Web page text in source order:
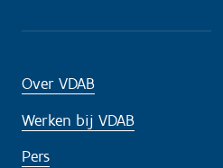
Over VDAB
Werken bij VDAB
Pers